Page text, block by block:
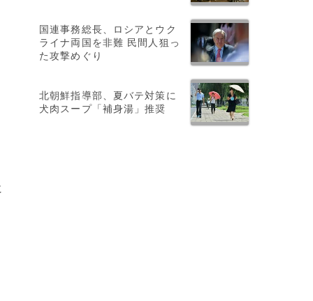
国連事務総長、ロシアとウク
ライナ両国を非難 民間人狙っ
た攻撃めぐり
北朝鮮指導部、夏バテ対策に
犬肉スープ「補身湯」推奨